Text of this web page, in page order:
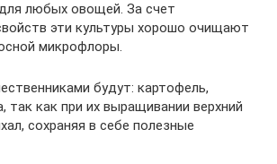
любых овощей. За счет
эти культуры хорошо очищают
микрофлоры.
будут: картофель,
так как при их выращивании верхний
сохраняя в себе полезные